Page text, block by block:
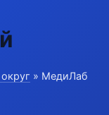
» МедиЛаб